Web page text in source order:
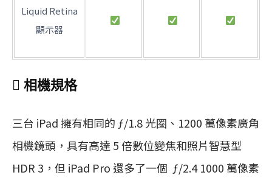
Liquid Retina
顯示器
 相機規格
三台 iPad 擁有相同的 ƒ/1.8 光圈、1200 萬像素廣角
相機鏡頭，具有高達 5 倍數位變焦和照片智慧型
HDR 3，但 iPad Pro 還多了一個 ƒ/2.4 1000 萬像素